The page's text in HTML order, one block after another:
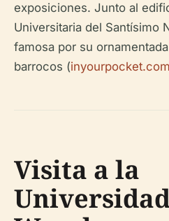
exposiciones. Junto al
Universitaria del Santísimo
famosa por su
barrocos (inyourpocket.com
Visita a la